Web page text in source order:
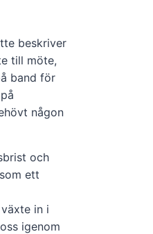
beskriver
till möte,
band för
någon
och
ett
in i
igenom